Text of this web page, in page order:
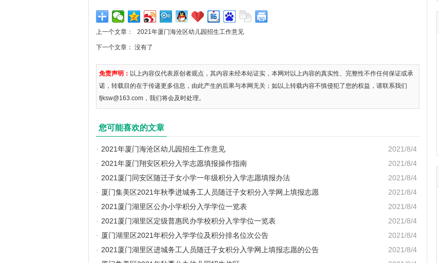
上一个文章： 2021年厦门海沧区幼儿园招生工作意见
下一个文章： 没有了
免责声明： 以上内容仅代表原创者观点，其内容未经本站证实，本网对以上内容的真实性、完整性不作任何保证或承
诺，转载目的在于传递更多信息，由此产生的后果与本网无关；如以上转载内容不慎侵犯了您的权益，请联系我们
fjksw@163.com，我们将会及时处理。
您可能喜欢的文章
2021/8/4
· 2021年厦门海沧区幼儿园招生工作意见
2021/8/4
· 2021年厦门翔安区积分入学志愿填报操作指南
2021/8/4
· 2021厦门同安区随迁子女小学一年级积分入学志愿填报办法
2021/8/4
· 厦门集美区2021年秋季进城务工人员随迁子女积分入学网上填报志愿
2021/8/4
· 2021厦门湖里区公办小学积分入学学位一览表
2021/8/4
· 2021厦门湖里区定级普惠民办学校积分入学学位一览表
2021/8/4
· 厦门湖里区2021年积分入学学位及积分排名位次公告
2021/8/4
· 2021厦门湖里区进城务工人员随迁子女积分入学网上填报志愿的公告